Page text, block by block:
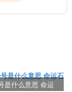
焰者，运至南离而
是什么意思 命运